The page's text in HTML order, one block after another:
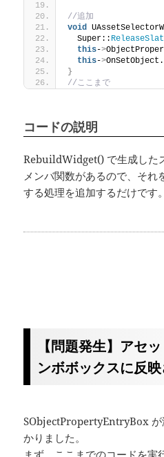
//追加
void
  Super::
this->
this->OnSetObject.
}
//ここまで
コードの説明
RebuildWidget() で生成した
メンバ関数があるので、そ
する処理を追加するだけです。
【問題発生】アセ
ンボボックスに反
SObjectPropertyEntryBox が
かりました。
まず、ここまでのコードを実